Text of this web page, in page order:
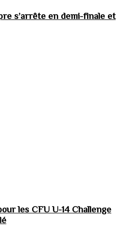
s’arrête en demi-finale et
les CFU U-14 Challenge